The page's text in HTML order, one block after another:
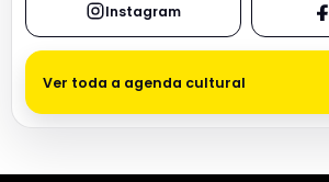
Instagram
Ver toda a agenda cultural